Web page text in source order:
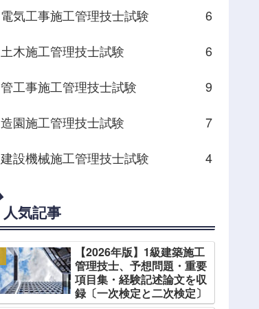
電気工事施工管理技士試験
6
土木施工管理技士試験
6
管工事施工管理技士試験
9
造園施工管理技士試験
7
建設機械施工管理技士試験
4
人気記事
【2026年版】1級建築施工
管理技士、予想問題・重要
項目集・経験記述論文を収
録〔一次検定と二次検定〕